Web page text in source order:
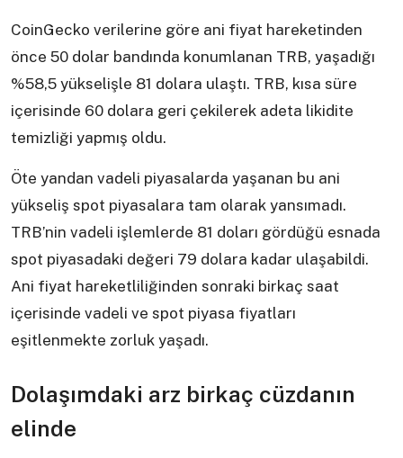
CoinGecko verilerine göre ani fiyat hareketinden
önce 50 dolar bandında konumlanan TRB, yaşadığı
%58,5 yükselişle 81 dolara ulaştı. TRB, kısa süre
içerisinde 60 dolara geri çekilerek adeta likidite
temizliği yapmış oldu.
Öte yandan vadeli piyasalarda yaşanan bu ani
yükseliş spot piyasalara tam olarak yansımadı.
TRB’nin vadeli işlemlerde 81 doları gördüğü esnada
spot piyasadaki değeri 79 dolara kadar ulaşabildi.
Ani fiyat hareketliliğinden sonraki birkaç saat
içerisinde vadeli ve spot piyasa fiyatları
eşitlenmekte zorluk yaşadı.
Dolaşımdaki arz birkaç cüzdanın
elinde